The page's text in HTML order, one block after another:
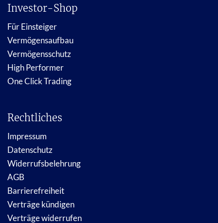
Investor-Shop
Für Einsteiger
Vermögensaufbau
Vermögensschutz
High Performer
One Click Trading
Rechtliches
Impressum
Datenschutz
Widerrufsbelehrung
AGB
Barrierefreiheit
Verträge kündigen
Verträge widerrufen